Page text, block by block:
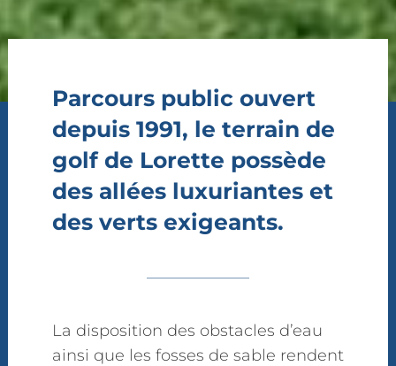
Parcours public ouvert
depuis 1991, le terrain de
golf de Lorette possède
des allées luxuriantes et
des verts exigeants.
La disposition des obstacles d’eau
ainsi que les fosses de sable rendent